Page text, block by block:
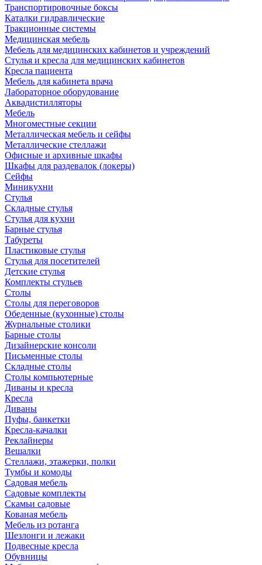
Транспортировочные боксы
Каталки гидравлические
Тракционные системы
Медицинская мебель
Мебель для медицинских кабинетов и учреждений
Стулья и кресла для медицинских кабинетов
Кресла пациента
Мебель для кабинета врача
Лабораторное оборудование
Аквадистилляторы
Мебель
Многоместные секции
Металлическая мебель и сейфы
Металлические стеллажи
Офисные и архивные шкафы
Шкафы для раздевалок (локеры)
Сейфы
Миникухни
Стулья
Складные стулья
Стулья для кухни
Барные стулья
Табуреты
Пластиковые стулья
Стулья для посетителей
Детские стулья
Комплекты стульев
Столы
Столы для переговоров
Обеденные (кухонные) столы
Журнальные столики
Барные столы
Дизайнерские консоли
Письменные столы
Складные столы
Столы компьютерные
Диваны и кресла
Кресла
Диваны
Пуфы, банкетки
Кресла-качалки
Реклайнеры
Вешалки
Стеллажи, этажерки, полки
Тумбы и комоды
Садовая мебель
Садовые комплекты
Скамьи садовые
Кованая мебель
Мебель из ротанга
Шезлонги и лежаки
Подвесные кресла
Обувницы